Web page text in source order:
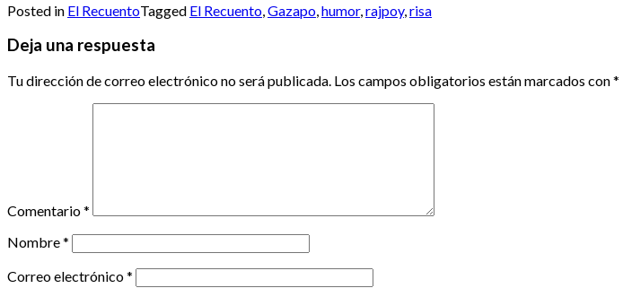
Posted in El RecuentoTagged El Recuento Gazapo humor, rajpoy, risa
Deja una respuesta
Tu dirección de correo electrónico no será publicada. Los campos obligatorios están marcados con*
Comentario*
Nombre*
Correo electrónico*